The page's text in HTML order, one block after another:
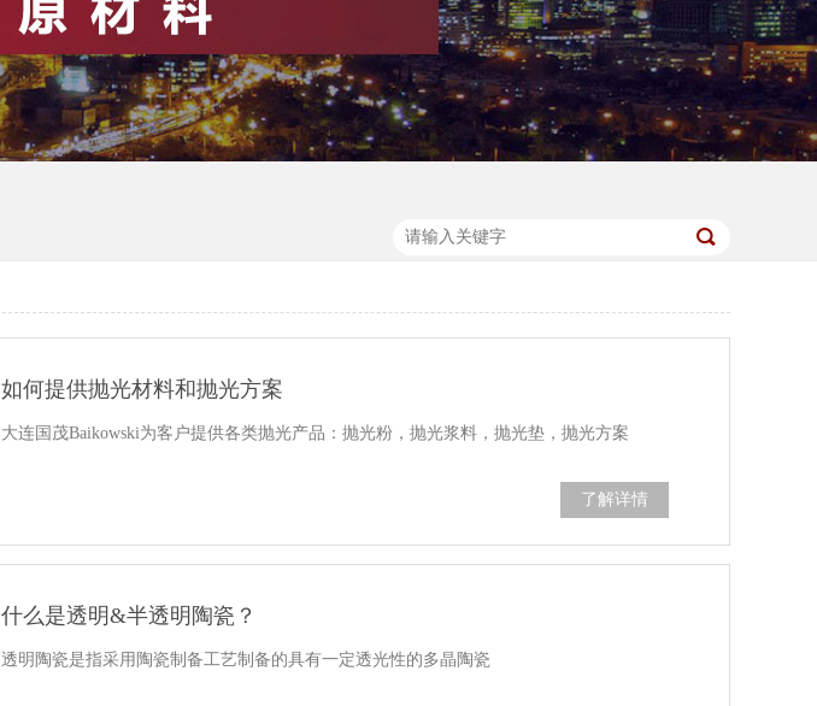
如何提供抛光材料和抛光方案
大连国茂Baikowski为客户提供各类抛光产品：抛光粉，抛光浆料，抛光垫，抛光方案
了解详情
什么是透明&半透明陶瓷？
透明陶瓷是指采用陶瓷制备工艺制备的具有一定透光性的多晶陶瓷